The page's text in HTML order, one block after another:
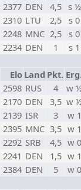
2377 DEN 4,5
s ½
2310 LTU 2,5
s 0
2248 MNC 2,5
s 0
2234 DEN 1
s 1
Elo Land Pkt.
2598 RUS 4
w
2170 DEN 3,5 w
2139 ISR 3
w 1
2395 MNC 3,5 w 1
2292 SRB 4,5 w 0
2241 DEN 1,5 w 1
2384 DEN 5
w 0